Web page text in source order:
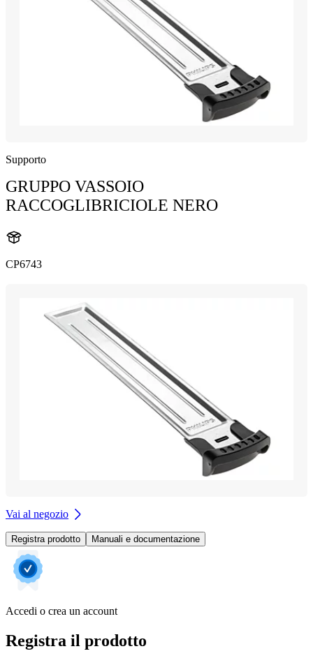
Supporto
GRUPPO VASSOIO
RACCOGLIBRICIOLE NERO
CP6743
Vai al negozio
Registra prodotto Manuali e documentazione
Accedi o crea un account
Registra il prodotto